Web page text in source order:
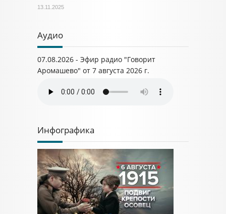
13.11.2025
Аудио
07.08.2026 - Эфир радио "Говорит
Аромашево" от 7 августа 2026 г.
Инфографика